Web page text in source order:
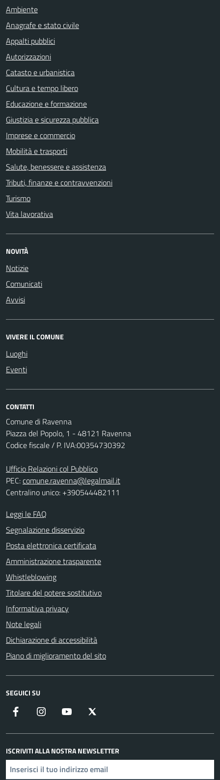
Ambiente
Anagrafe e stato civile
Appalti pubblici
Autorizzazioni
Catasto e urbanistica
Cultura e tempo libero
Educazione e formazione
Giustizia e sicurezza pubblica
Imprese e commercio
Mobilità e trasporti
Salute, benessere e assistenza
Tributi, finanze e contravvenzioni
Turismo
Vita lavorativa
NOVITÀ
Notizie
Comunicati
Avvisi
VIVERE IL COMUNE
Luoghi
Eventi
CONTATTI
Comune di Ravenna
Piazza del Popolo, 1 - 48121 Ravenna
Codice fiscale / P. IVA:00354730392
Ufficio Relazioni col Pubblico
PEC:comune.ravenna@legalmail.it
Centralino unico: +390544482111
Leggi le FAQ
Segnalazione disservizio
Posta elettronica certificata
Amministrazione trasparente
Whistleblowing
Titolare del potere sostitutivo
Informativa privacy
Note legali
Dichiarazione di accessibilità
Piano di miglioramento del sito
SEGUICI SU
Facebook Instagram YouTube
ISCRIVITI ALLA NOSTRA NEWSLETTER